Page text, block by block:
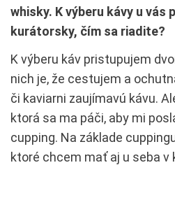
whisky. K výberu kávy u vás
kurátorsky, čím sa riadite?
K výberu káv pristupujem
nich je, že cestujem a
či kaviarni zaujímavú kávu.
ktorá sa ma páči, aby mi
cupping. Na základe
ktoré chcem mať aj u seba v